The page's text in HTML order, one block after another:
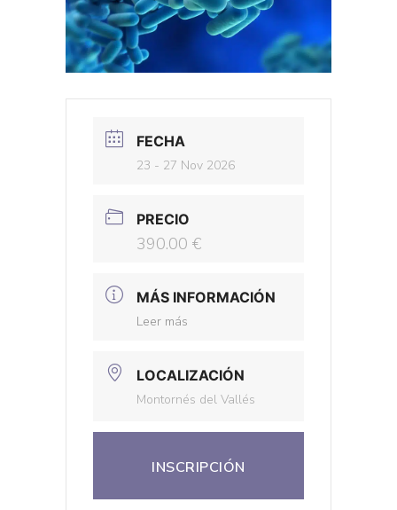
FECHA
23 - 27 Nov 2026
PRECIO
390.00 €
MÁS INFORMACIÓN
Leer más
LOCALIZACIÓN
Montornés del Vallés
INSCRIPCIÓN